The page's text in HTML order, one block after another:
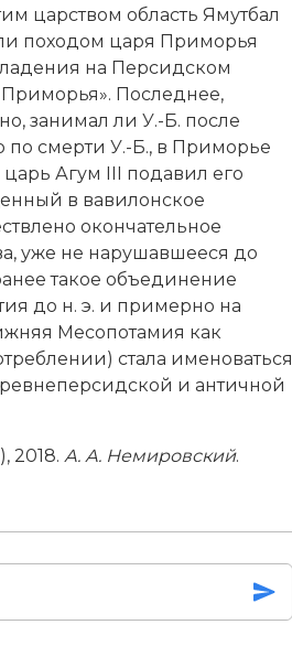
царством область Ямутбал
походом царя Приморья
на Персидском
Приморья». Последнее,
занимал ли У.-Б. после
смерти У.-Б., в Приморье
Агум III подавил его
в вавилонское
окончательное
уже не нарушавшееся до
такое объединение
до н. э. и примерно на
Месопотамия как
стала именоваться
и античной
2018. А. А. Немировский.